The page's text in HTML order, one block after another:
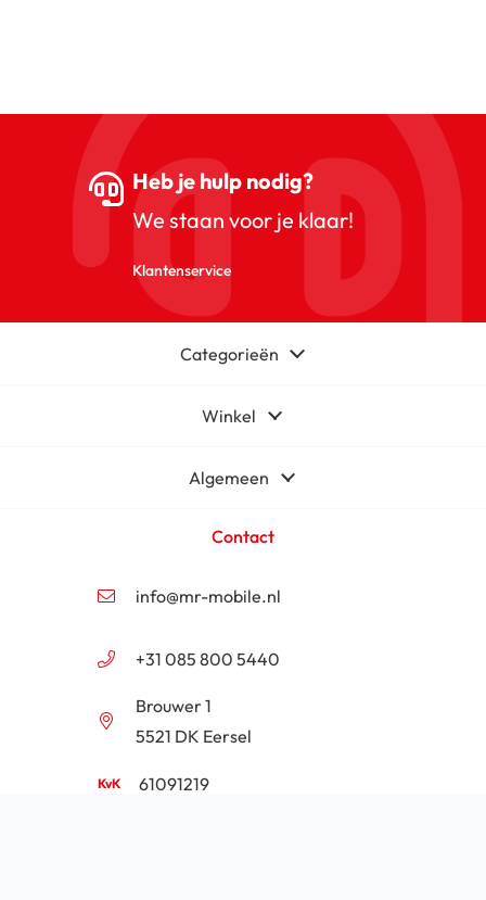
Heb je hulp nodig?
We staan voor je klaar!
Klantenservice
Categorieën
Winkel
Algemeen
Contact
info@mr-mobile.nl
+31 085 800 5440
Brouwer 1
5521 DK Eersel
61091219